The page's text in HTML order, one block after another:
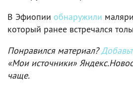
В Эфиопии обнаружили
который ранее встречался
Понравился материал?
«Мои источники»
чаще.